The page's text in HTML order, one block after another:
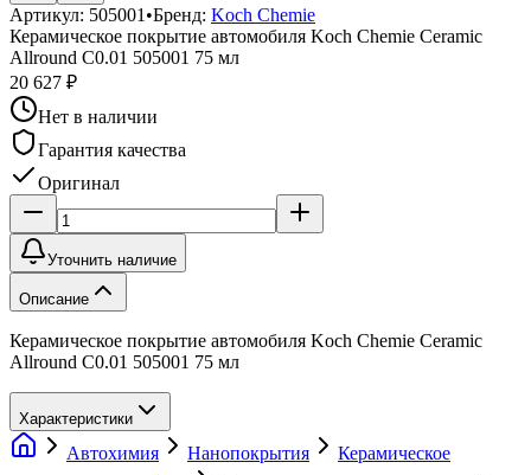
Артикул: 505001 •Бренд: Koch Chemie
Керамическое покрытие автомобиля Koch Chemie Ceramic
Allround C0.01 505001 75 мл
20 627 ₽
Нет в наличии
Гарантия качества
Оригинал
Уточнить наличие
Описание
Керамическое покрытие автомобиля Koch Chemie Ceramic
Allround C0.01 505001 75 мл
Характеристики
Автохимия Нанопокрытия
Керамическое